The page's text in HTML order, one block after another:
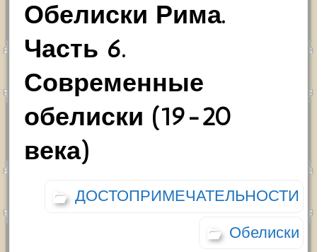
Обелиски Рима.
Часть 6.
Современные
обелиски (19-20
века)
ДОСТОПРИМЕЧАТЕЛЬНОСТИ
Обелиски